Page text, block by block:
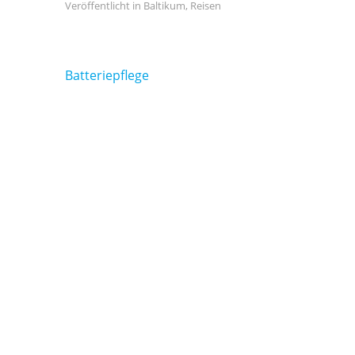
Veröffentlicht in Baltikum, Reisen
Beitragsnavigation
Batteriepflege